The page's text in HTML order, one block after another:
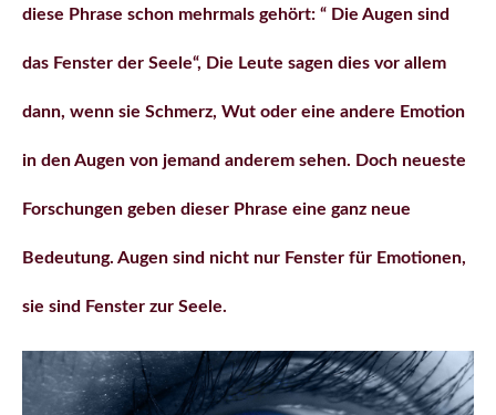
diese Phrase schon mehrmals gehört: “ Die Augen sind
das Fenster der Seele“, Die Leute sagen dies vor allem
dann, wenn sie Schmerz, Wut oder eine andere Emotion
in den Augen von jemand anderem sehen. Doch neueste
Forschungen geben dieser Phrase eine ganz neue
Bedeutung. Augen sind nicht nur Fenster für Emotionen,
sie sind Fenster zur Seele.